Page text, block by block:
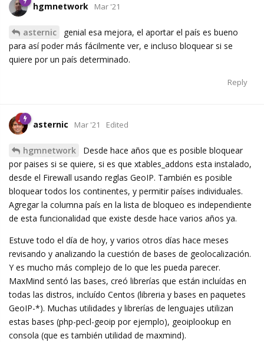
hgmnetwork Mar '21
asternic
genial esa mejora, el aportar el país es bueno
para así poder más fácilmente ver, e incluso bloquear si se
quiere por un país determinado.
Reply
asternic Mar '21 Edited
hgmnetwork
Desde hace años que es posible bloquear
por paises si se quiere, si es que xtables_addons esta instalado,
desde el Firewall usando reglas GeoIP. También es posible
bloquear todos los continentes, y permitir países individuales.
Agregar la columna país en la lista de bloqueo es independiente
de esta funcionalidad que existe desde hace varios años ya.
Estuve todo el día de hoy, y varios otros días hace meses
revisando y analizando la cuestión de bases de geolocalización.
Y es mucho más complejo de lo que les pueda parecer.
MaxMind sentó las bases, creó librerías que están incluídas en
todas las distros, incluído Centos (libreria y bases en paquetes
GeoIP-*). Muchas utilidades y librerías de lenguajes utilizan
estas bases (php-pecl-geoip por ejemplo), geoiplookup en
consola (que es también utilidad de maxmind).